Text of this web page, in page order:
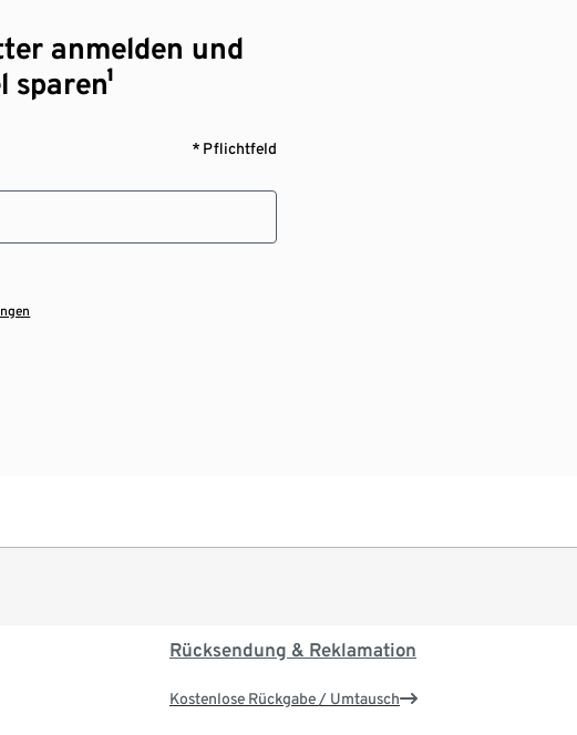
anmelden und
* Pflichtfeld
Rücksendung & Reklamation
Kostenlose Rückgabe / Umtausch